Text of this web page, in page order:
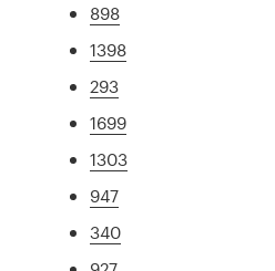
898
1398
293
1699
1303
947
340